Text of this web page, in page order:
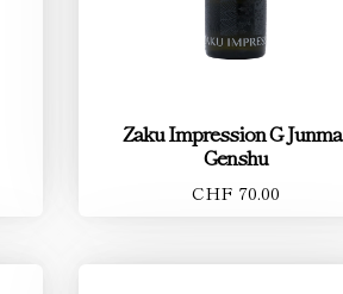
Zaku Impression G
Genshu
CHF 70.00